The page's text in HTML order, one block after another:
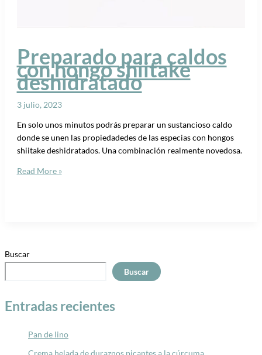
Preparado para caldos
con hongo shiitake
deshidratado
3 julio, 2023
En solo unos minutos podrás preparar un sustancioso caldo
donde se unen las propiedadedes de las especias con hongos
shiitake deshidratados. Una combinación realmente novedosa.
Read More »
Buscar
Buscar
Entradas recientes
Pan de lino